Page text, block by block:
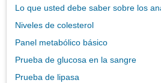
Lo que usted debe saber sobre los
Niveles de colesterol
Panel metabólico básico
Prueba de glucosa en la sangre
Prueba de lipasa